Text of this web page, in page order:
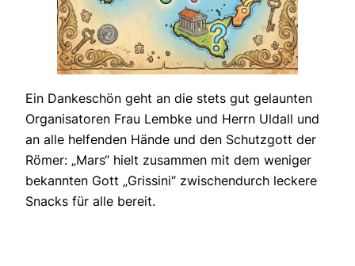
Ein Dankeschön geht an die stets gut gelaunten
Organisatoren Frau Lembke und Herrn Uldall und
an alle helfenden Hände und den Schutzgott der
Römer: „Mars“ hielt zusammen mit dem weniger
bekannten Gott „Grissini“ zwischendurch leckere
Snacks für alle bereit.